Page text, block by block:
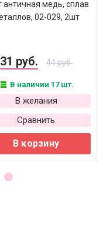
античная медь, сплав
02-029, 2шт
31 руб. 44 руб.
В наличии 17 шт.
В желания
Сравнить
В корзину